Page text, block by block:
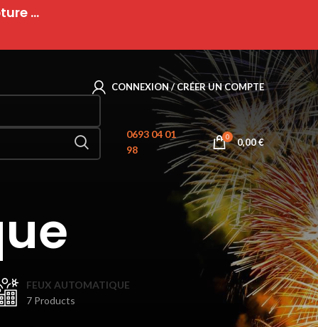
CONNEXION / CRÉER UN COMPTE
0693 04 01
98
0 0,00€
FEUX AUTOMATIQUE
7 Products
...